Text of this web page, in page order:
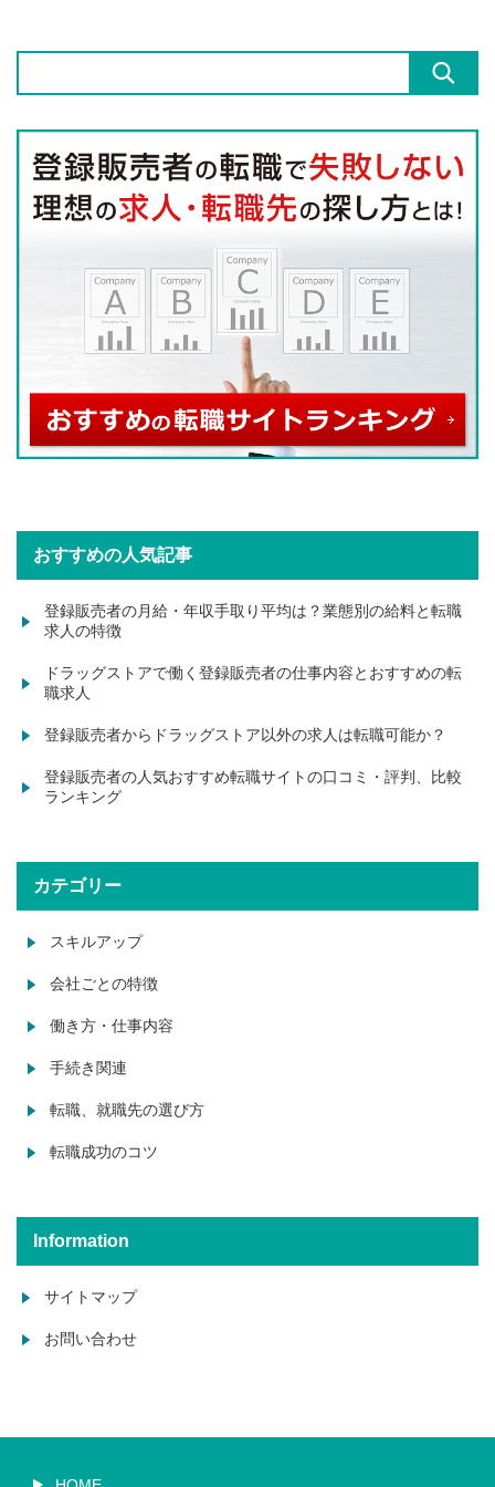
おすすめの人気記事
登録販売者の月給・年収手取り平均は？業態別の給料と転職
求人の特徴
ドラッグストアで働く登録販売者の仕事内容とおすすめの転
職求人
登録販売者からドラッグストア以外の求人は転職可能か？
登録販売者の人気おすすめ転職サイトの口コミ・評判、比較
ランキング
カテゴリー
スキルアップ
会社ごとの特徴
働き方・仕事内容
手続き関連
転職、就職先の選び方
転職成功のコツ
Information
サイトマップ
お問い合わせ